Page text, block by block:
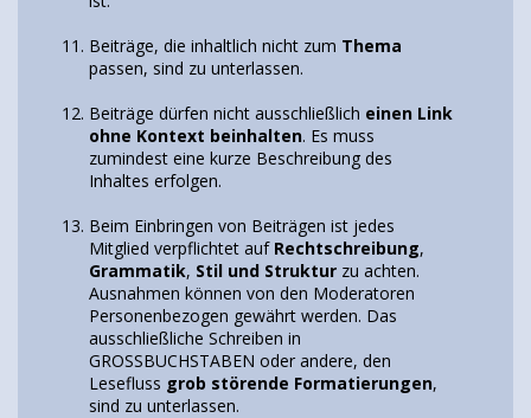
Beiträge, die inhaltlich nicht zum Thema
passen, sind zu unterlassen.
Beiträge dürfen nicht ausschließlich einen Link
ohne Kontext beinhalten. Es muss
zumindest eine kurze Beschreibung des
Inhaltes erfolgen.
Beim Einbringen von Beiträgen ist jedes
Mitglied verpflichtet auf Rechtschreibung,
Grammatik, Stil und Struktur zu achten.
Ausnahmen können von den Moderatoren
Personenbezogen gewährt werden. Das
ausschließliche Schreiben in
GROSSBUCHSTABEN oder andere, den
Lesefluss grob störende Formatierungen,
sind zu unterlassen.